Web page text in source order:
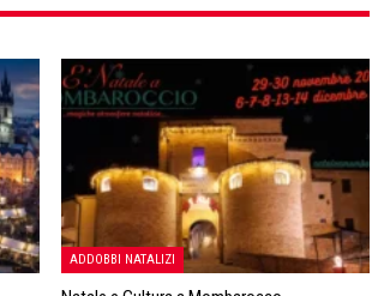
ADDOBBI NATALIZI